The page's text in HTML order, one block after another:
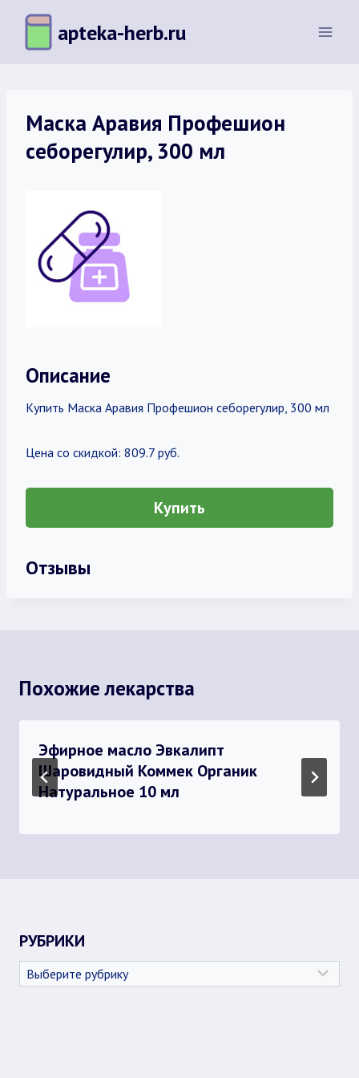
Перейти
содержимому
apteka-herb.ru
Маска Аравия Профешион
себорегулир, 300 мл
Описание
Купить Маска Аравия Профешион себорегулир, 300 мл
Цена со скидкой: 809.7 руб.
Купить
Отзывы
Похожие лекарства
Эфирное масло Эвкалипт
Шаровидный Коммек Органик
Натуральное 10 мл
РУБРИКИ
Рубрики